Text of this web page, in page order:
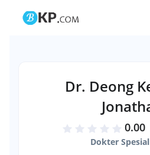
Dr. Deong
0.00
Dokter